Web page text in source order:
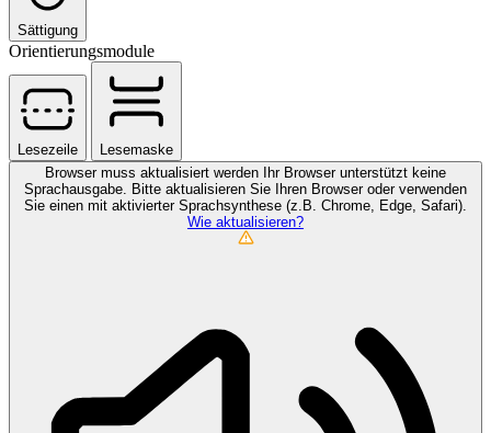
Sättigung
Orientierungsmodule
Lesezeile
Lesemaske
Browser muss aktualisiert werden
Ihr Browser unterstützt keine
Sprachausgabe. Bitte aktualisieren Sie Ihren Browser oder verwenden
Sie einen mit aktivierter Sprachsynthese (z.B. Chrome, Edge, Safari).
Wie aktualisieren?